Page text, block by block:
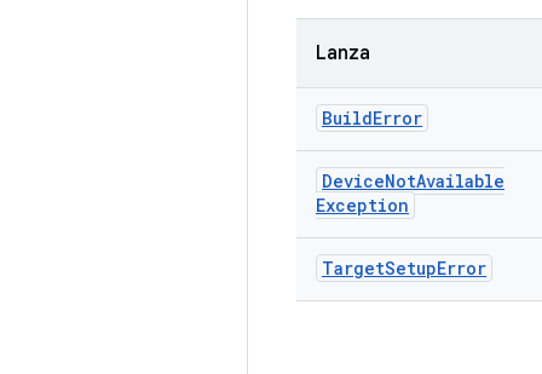
Lanza
BuildError
DeviceNotAvailable
Exception
TargetSetupError